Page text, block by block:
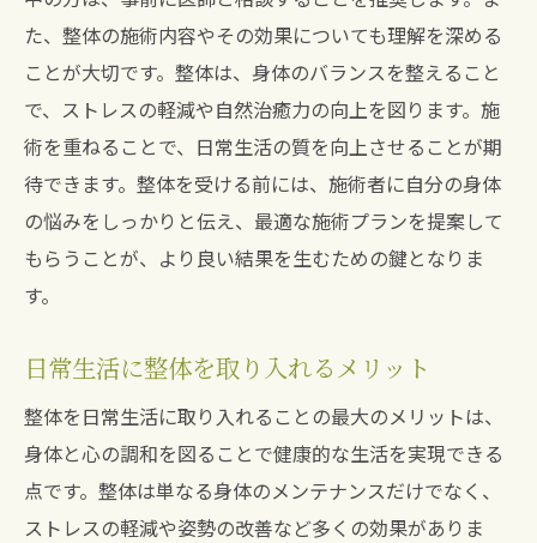
を手に入れる
整体でストレスを解消する具体的なステッ
プ
ストレスフリーな生活を実現する整体の力
整体がもたらす輝く生活のヒント
ストレスから解放される整体の効果
整体で心も体も輝き始める瞬間
発見
神経整体で心身をリセットするプロセス
新たな活力を引き出す整体の魅力
心と身体をリフレッシュするための整体施
た、整体の施術内容やその効果についても理解を深める
ことが大切です。整体は、身体のバランスを整えること
で、ストレスの軽減や自然治癒力の向上を図ります。施
術を重ねることで、日常生活の質を向上させることが期
待できます。整体を受ける前には、施術者に自分の身体
の悩みをしっかりと伝え、最適な施術プランを提案して
もらうことが、より良い結果を生むための鍵となりま
す。
日常生活に整体を取り入れるメリット
整体を日常生活に取り入れることの最大のメリットは、
身体と心の調和を図ることで健康的な生活を実現できる
点です。整体は単なる身体のメンテナンスだけでなく、
ストレスの軽減や姿勢の改善など多くの効果がありま